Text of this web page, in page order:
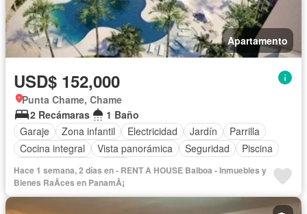
Apartamento
USD$ 152,000
Punta Chame, Chame
2 Recámaras
1 Baño
Garaje
Zona infantil Electricidad Jardín
Parrilla
Cocina integral
Vista panorámica Seguridad
Piscina
Cancha de tenis
Agua
Hace 1 semana, 2 días en - RENT A HOUSE Balboa - Inmuebles y
Bienes RaÃ­ces en PanamÃ¡